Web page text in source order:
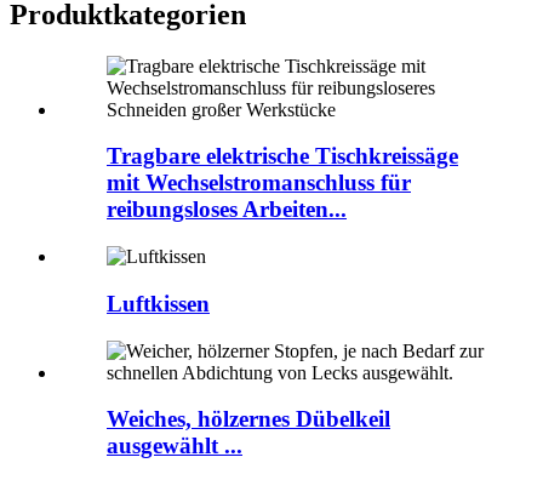
Produktkategorien
Tragbare elektrische Tischkreissäge
mit Wechselstromanschluss für
reibungsloses Arbeiten...
Luftkissen
Weiches, hölzernes Dübelkeil
ausgewählt ...